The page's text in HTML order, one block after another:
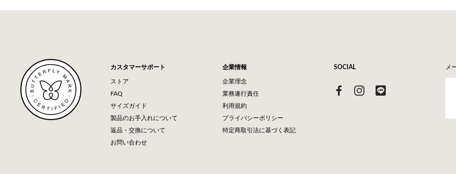
メ
カスタマーサポート
ストア
FAQ
サイズガイド
製品のお手入れについて
返品・交換について
お問い合わせ
企業情報
企業理念
業務遂行責任
利用規約
プライバシーポリシー
特定商取引法に基づく表記
SOCIAL